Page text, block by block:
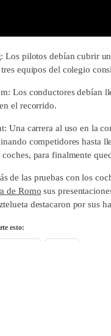
Los pilotos debían cubrir
equipos del colegio
Los conductores debían
el recorrido.
Una carrera al uso en la
competidores hasta
coches, para finalmente
de las pruebas con los
de Romo sus
destacaron por sus
esto: